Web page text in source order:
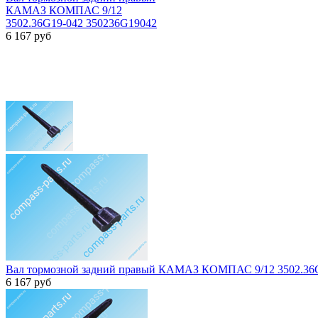
КАМАЗ КОМПАС 9/12
3502.36G19-042 350236G19042
6 167 руб
Вал тормозной задний правый КАМАЗ КОМПАС 9/12
6 167 руб